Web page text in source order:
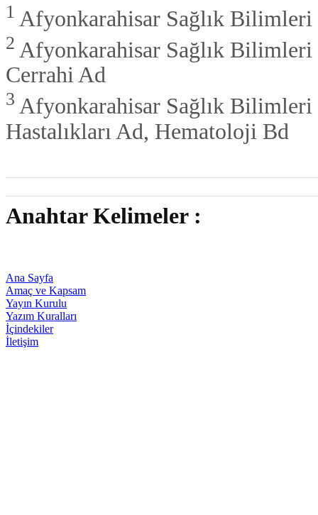
1 Afyonkarahisar Sağlık
2 Afyonkarahisar Sağlık
Cerrahi Ad
3 Afyonkarahisar Sağlık
Hastalıkları Ad, Hematoloji Bd
Anahtar Kelimeler :
Ana Sayfa
Amaç ve Kapsam
Yayın Kurulu
Yazım Kuralları
İçindekiler
İletişim